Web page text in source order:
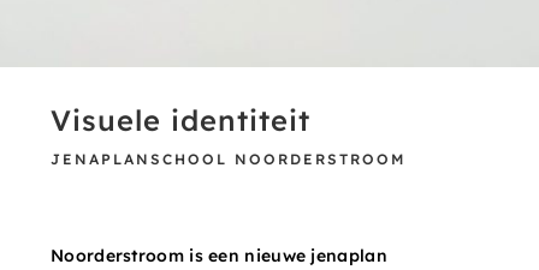
Visuele identiteit
JENAPLANSCHOOL NOORDERSTROOM
Noorderstroom is een nieuwe jenaplan